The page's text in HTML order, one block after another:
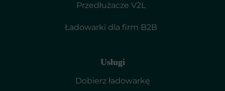
Przedłużacze V2L
Ładowarki dla firm B2B
Usługi
Dobierz ładowarkę